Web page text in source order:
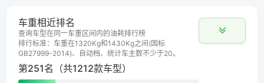
车重相近排名
查询车型在同一车重区间内的油耗排行榜
排行标准：车重在1320Kg和1430Kg之间(国标
GB27999-2014)、自动档、统计车主数不少于20。
第251名（共1212款车型）